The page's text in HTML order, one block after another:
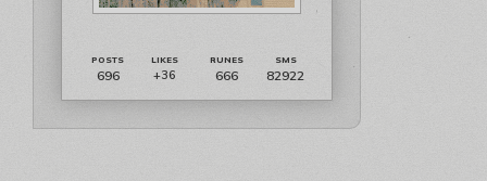
696 +36 666 82922